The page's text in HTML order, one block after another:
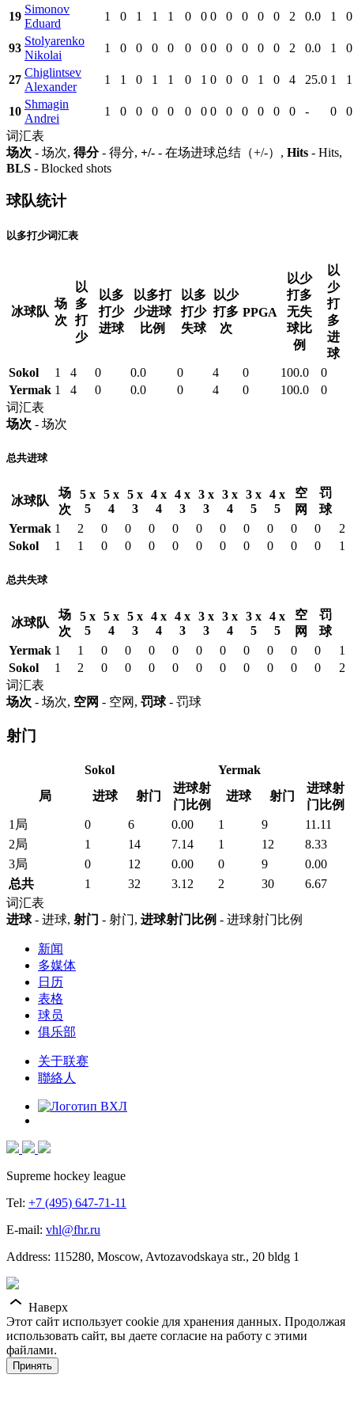
19
Simonov
Eduard
1 0 1 1 1 0 0 0 0 0 0 0 2 0.0 1 0
93
Stolyarenko
Nikolai
1 0 0 0 0 0 0 0 0 0 0 0 2 0.0 1 0
27
Chiglintsev
Alexander
1 1 0 1 1 0 1 0 0 0 1 0 4 25.0 1 1
10
Shmagin
Andrei
1 0 0 0 0 0 0 0 0 0 0 0 0 - 0
0
词汇表
场次 - 场次, 得分- 得分, +/- - 在场进球总结（+/-）, Hits - Hits,
BLS - Blocked shots
球队统计
以多打少词汇表
冰球队
场
次
以
多
打
少
以多
打少
进球
以多打
少进球
比例
以多
打少
失球
以少
打多
次
PPGA
以少
打多
无失
球比
例
以
少
打
多
进
球
Sokol
1 4 0 0.0 0 4 0 100.0
0
Yermak 1 4 0 0.0 0 4 0 100.0
0
词汇表
场次 - 场次
总共进球
冰球队
场
次
5 x
5
5 x
4
5 x
3
4 x
4
4 x
3
3 x
3
3 x
4
3 x
5
4 x
5
空
网
罚
球
Yermak 1 2 0 0 0 0 0 0 0 0 0 0
2
Sokol
1 1 0 0 0 0 0 0 0 0 0 0 1
总共失球
冰球队
场
次
5 x
5
5 x
4
5 x
3
4 x
4
4 x
3
3 x
3
3 x
4
3 x
5
4 x
5
空
网
罚
球
Yermak 1 1 0 0 0 0 0 0 0 0 0 0
1
Sokol
1 2 0 0 0 0 0 0 0 0 0 0
2
词汇表
场次 - 场次, 空网 - 空网, 罚球- 罚球
射门
Sokol
Yermak
局
进球 射门
进球射
门比例
进球 射门
进球射
门比例
1局
0 6 0.00 1 9
11.11
2局
1 14 7.14 1 12
8.33
3局
0 12 0.00 0 9
0.00
总共
1 32 3.12 2 30
6.67
词汇表
进球- 进球, 射门 - 射门, 进球射门比例 - 进球射门比例
新闻
多媒体
日历
表格
球员
俱乐部
关于联赛
聯絡人
Supreme hockey league
Tel: +7 (495) 647-71-11
E-mail: vhl@fhr.ru
Address: 115280, Moscow, Avtozavodskaya str., 20 bldg 1
Наверх
Этот сайт использует cookie для хранения данных. Продолжая
использовать сайт, вы даете согласие на работу с этими
файлами.
Принять